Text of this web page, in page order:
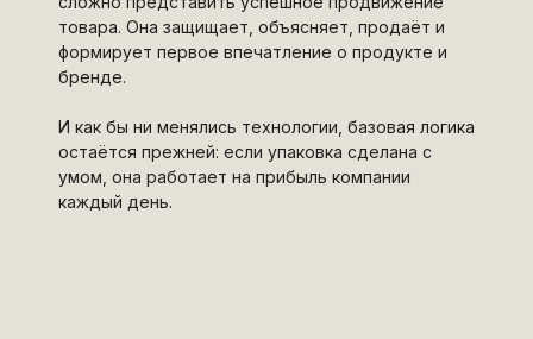
товара. Она защищает, объясняет, продаёт и
формирует первое впечатление о продукте и
бренде.
И как бы ни менялись технологии, базовая логика
остаётся прежней: если упаковка сделана с
умом, она работает на прибыль компании
каждый день.